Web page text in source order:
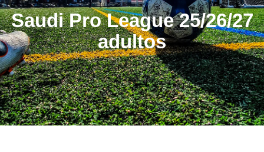
Saudi Pro League 25/26/27
adultos